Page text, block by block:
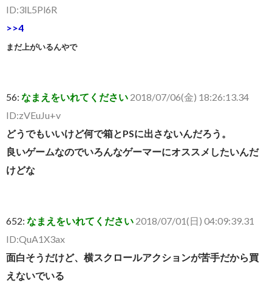
ID:3lL5Pl6R
>>4
まだ上がいるんやで
56: なまえをいれてください 2018/07/06(金) 18:26:13.34
ID:zVEuJu+v
どうでもいいけど何で箱とPSに出さないんだろう。
良いゲームなのでいろんなゲーマーにオススメしたいんだ
けどな
652: なまえをいれてください 2018/07/01(日) 04:09:39.31
ID:QuA1X3ax
面白そうだけど、横スクロールアクションが苦手だから買
えないでいる